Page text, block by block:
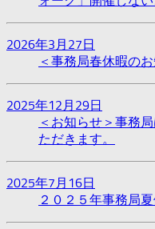
2026年3月27日
＜事務局春休暇の
2025年12月29日
＜お知らせ＞事務
ただきます。
2025年7月16日
２０２５年事務局